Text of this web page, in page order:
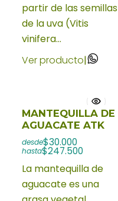
partir de las semillas
de la uva (Vitis
vinifera...
Ver producto|
MANTEQUILLA DE
AGUACATE ATK
desde$30.000
hasta$247.500
La mantequilla de
aguacate es una